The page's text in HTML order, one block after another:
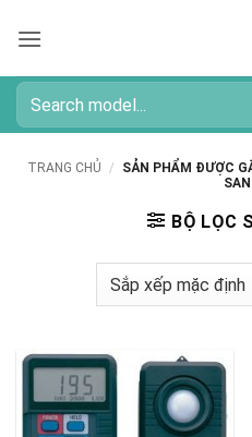
qua
dung
Tìm
kiếm:
TRANG CHỦ /
SẢN PHẨM ĐƯỢC
BỘ LỌC